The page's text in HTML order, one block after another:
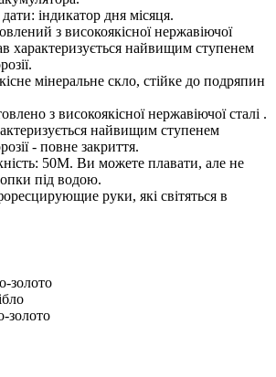
індикатор дня місяця.
з високоякісної нержавіючої
характеризується найвищим ступенем
мінеральне скло, стійке до подряпин
з високоякісної нержавіючої сталі .
найвищим ступенем
- повне закриття.
50М. Ви можете плавати, але не
під водою.
руки, які світяться в
золото
золото